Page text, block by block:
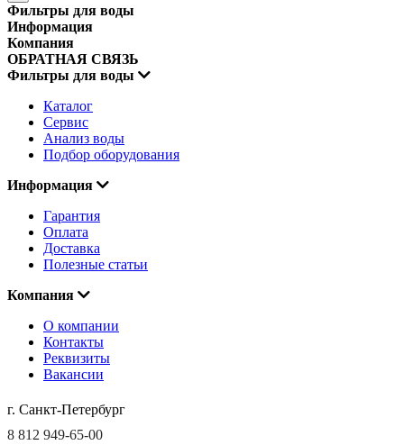
Фильтры для воды
Информация
Компания
ОБРАТНАЯ СВЯЗЬ
Фильтры для воды
Каталог
Сервис
Анализ воды
Подбор оборудования
Информация
Гарантия
Оплата
Доставка
Полезные статьи
Компания
О компании
Контакты
Реквизиты
Вакансии
г. Санкт-Петербург
8 812 949-65-00